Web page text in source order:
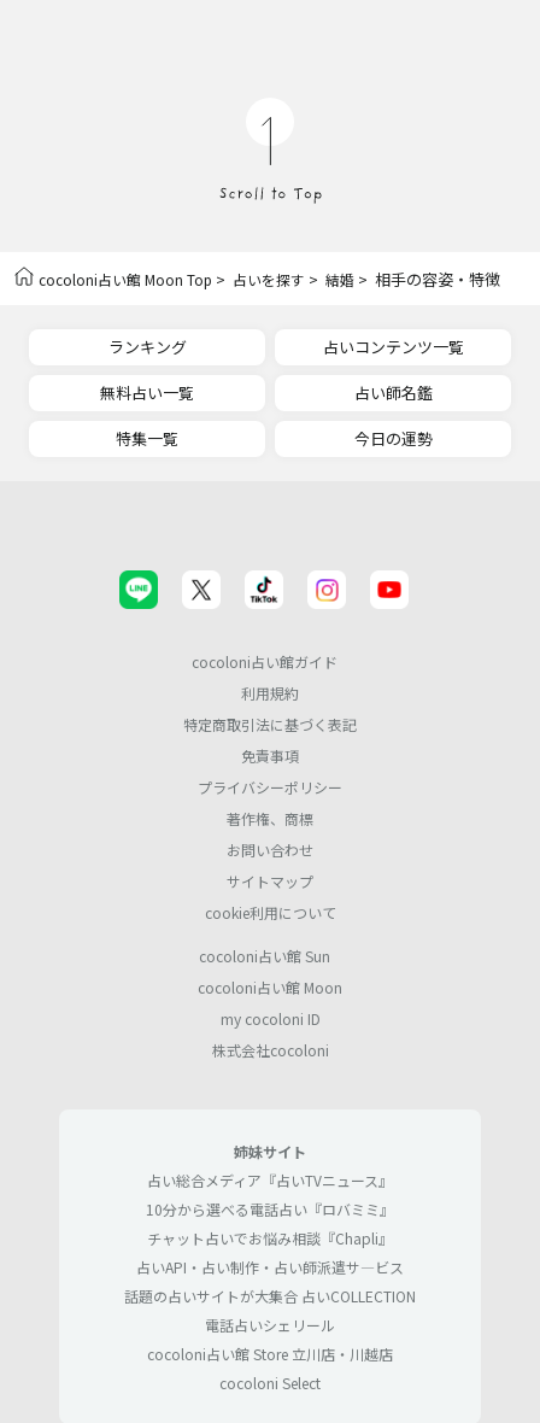
cocoloni占い館 Moon Top > 占いを探す > 結婚 > 相手の容姿・特徴
ランキング
占いコンテンツ一覧
無料占い一覧
占い師名鑑
特集一覧
今日の運勢
cocoloni占い館ガイド
利用規約
特定商取引法に基づく表記
免責事項
プライバシーポリシー
著作権、商標
お問い合わせ
サイトマップ
cookie利用について
cocoloni占い館 Sun
cocoloni占い館 Moon
my cocoloni ID
株式会社cocoloni
姉妹サイト
占い総合メディア『占いTVニュース』
10分から選べる電話占い『ロバミミ』
チャット占いでお悩み相談『Chapli』
占いAPI・占い制作・占い師派遣サ―ビス
話題の占いサイトが大集合 占いCOLLECTION
電話占いシェリール
cocoloni占い館 Store 立川店・川越店
cocoloni Select